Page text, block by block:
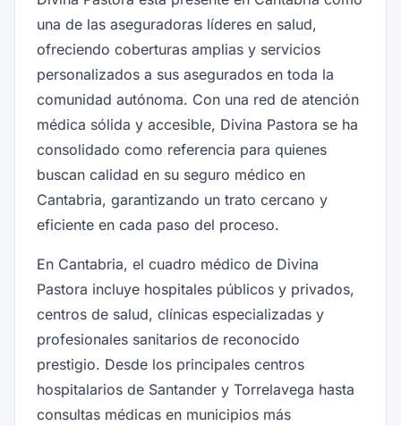
una de las aseguradoras líderes en salud,
ofreciendo coberturas amplias y servicios
personalizados a sus asegurados en toda la
comunidad autónoma. Con una red de atención
médica sólida y accesible, Divina Pastora se ha
consolidado como referencia para quienes
buscan calidad en su seguro médico en
Cantabria, garantizando un trato cercano y
eficiente en cada paso del proceso.
En Cantabria, el cuadro médico de Divina
Pastora incluye hospitales públicos y privados,
centros de salud, clínicas especializadas y
profesionales sanitarios de reconocido
prestigio. Desde los principales centros
hospitalarios de Santander y Torrelavega hasta
consultas médicas en municipios más